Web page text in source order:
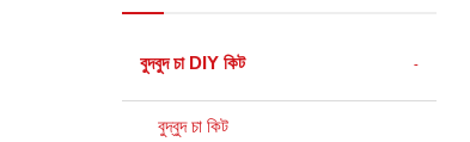
বুদবুদ চা DIY কিট
বুদ্বুদ চা কিট